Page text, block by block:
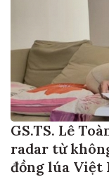
GS.TS. Lê
radar từ
đồng lúa Việt